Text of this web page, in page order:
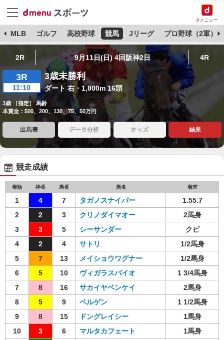
dメニュー
MLB ゴルフ 高校野球 競馬 Jリーグ プロ野球（2軍）
2R 9月11日(日) 4回阪神2日 4R
3R
11:10
3歳未勝利
ダート 右・1,800m 16頭
3歳 ［指定］ 馬齢
本賞金：500、200、130、75、50万円
出馬表 データ分析 オッズ 結果
競走成績
着順 枠番 馬番 馬名 着差
1 4 7 タガノスナイパー
1.55.7
2
2 3 クリノダイマオー
2馬身
3
3 5 シーサンダー
クビ
4
2 4 サトリ
1/2馬身
5
7 13 メイショウワグナー
1/2馬身
6
5 10 ヴィガラスバイオ
1 3/4馬身
7
8 16 サカイヤベンケイ
2馬身
8
5 9 ベルゲン
1 1/2馬身
9
8 15 ドングレイシー
1馬身
10
3 6 マルタカフェート
1馬身